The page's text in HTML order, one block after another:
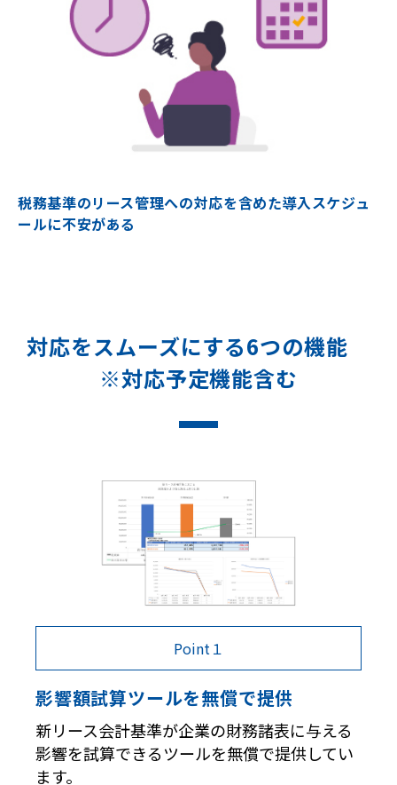
税務基準のリース管理への対応を含めた導入スケジュ
ールに不安がある
対応をスムーズにする6つの機能
※対応予定機能含む
Point１
影響額試算ツールを無償で提供
新リース会計基準が企業の財務諸表に与える
影響を試算できるツールを無償で提供してい
ます。